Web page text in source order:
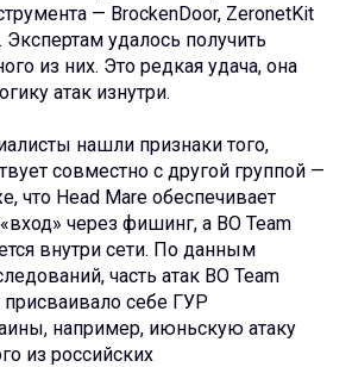
— BrockenDoor, ZeronetKit
удалось получить
из них. Это редкая удача, она
атак изнутри.
нашли признаки того,
совместно с другой группой —
что Head Mare обеспечивает
через фишинг, а BO Team
внутри сети. По данным
часть атак BO Team
себе ГУР
например, июньскую атаку
из российских